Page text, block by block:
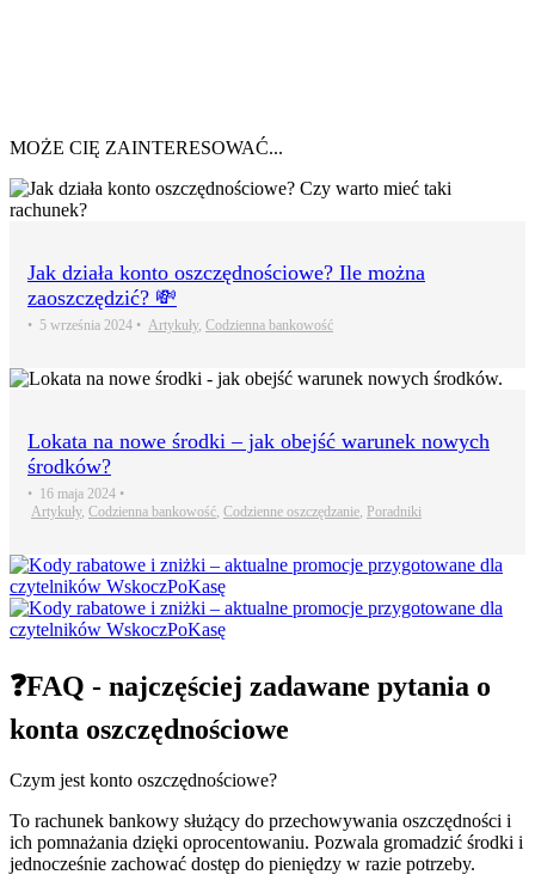
MOŻE CIĘ ZAINTERESOWAĆ...
Jak działa konto oszczędnościowe? Ile można
zaoszczędzić? 💸
• 5 września 2024 • Artykuły, Codzienna bankowość
Lokata na nowe środki – jak obejść warunek nowych
środków?
• 16 maja 2024 •
Artykuły, Codzienna bankowość, Codzienne oszczędzanie, Poradniki
❓FAQ - najczęściej zadawane pytania o
konta oszczędnościowe
Czym jest konto oszczędnościowe?
To rachunek bankowy służący do przechowywania oszczędności i
ich pomnażania dzięki oprocentowaniu. Pozwala gromadzić środki i
jednocześnie zachować dostęp do pieniędzy w razie potrzeby.